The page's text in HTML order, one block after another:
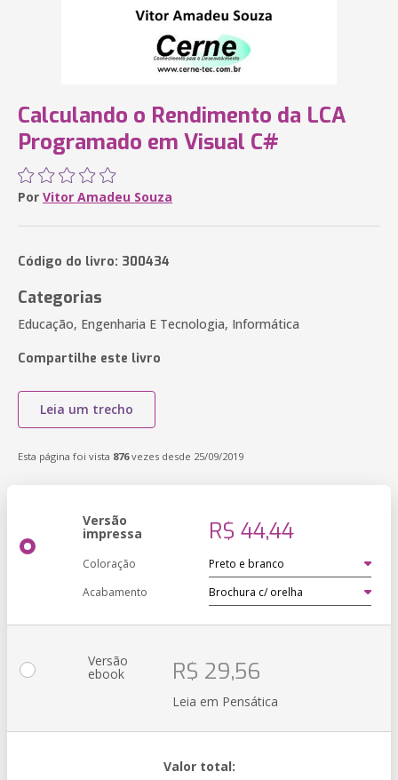
Calculando o Rendimento da LCA
Programado em Visual C#
Por Vitor Amadeu Souza
Código do livro: 300434
Categorias
Educação, Engenharia E Tecnologia, Informática
Compartilhe este livro
Leia um trecho
Esta página foi vista 876vezes desde 25/09/2019
Versão
impressa R$ 44,44
Coloração
Acabamento
Versão
ebook R$ 29,56
Leia em Pensática
Valor total: